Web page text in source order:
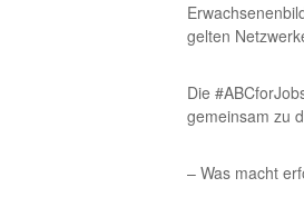
gelten
Die
gemeinsam zu
– Was macht